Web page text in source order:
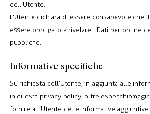
dell’Utente.
L’Utente dichiara di essere consapevole che
essere obbligato a rivelare i Dati per ordine
pubbliche.
Informative specifiche
Su richiesta dell’Utente, in aggiunta alle
in questa privacy policy,
fornire all’Utente delle informative